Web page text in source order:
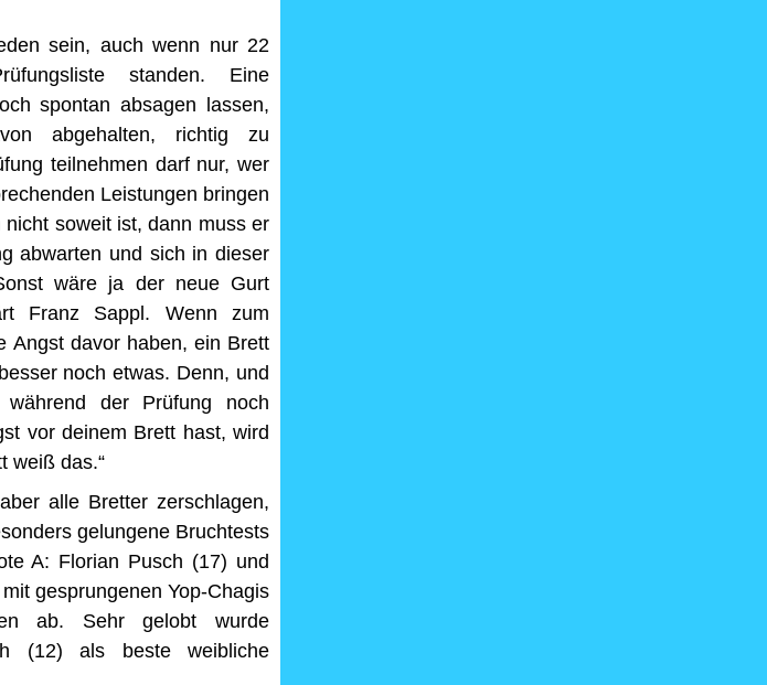
sein, auch wenn nur 22
standen. Eine
spontan absagen lassen,
abgehalten, richtig zu
teilnehmen darf nur, wer
Leistungen bringen
nicht soweit ist, dann muss er
abwarten und sich in dieser
wäre ja der neue Gurt
Franz Sappl. Wenn zum
Angst davor haben, ein Brett
noch etwas. Denn, und
der Prüfung noch
vor deinem Brett hast, wird
weiß das.“
alle Bretter zerschlagen,
gelungene Bruchtests
A: Florian Pusch (17) und
gesprungenen Yop-Chagis
ab. Sehr gelobt wurde
(12) als beste weibliche